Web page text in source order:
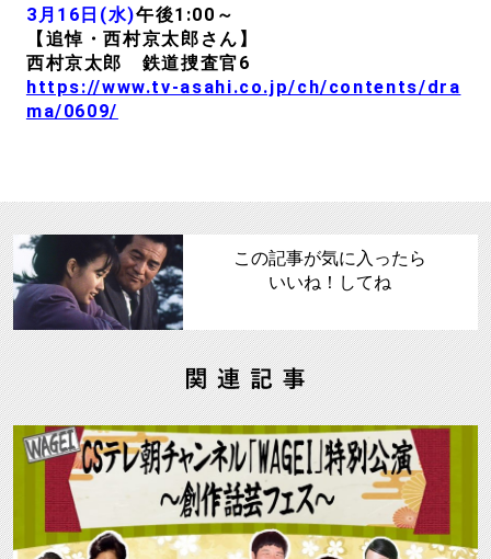
3月16日(水)午後1:00～
【追悼・西村京太郎さん】
西村京太郎 鉄道捜査官6
https://www.tv-asahi.co.jp/ch/contents/dra
ma/0609/
この記事が気に入ったら
いいね！してね